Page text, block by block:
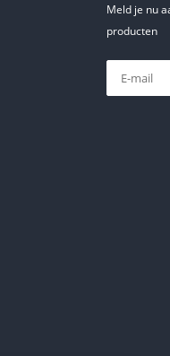
Meld je nu
producten